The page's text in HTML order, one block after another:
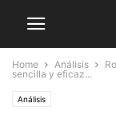
Home Análisis
sencilla y eficaz...
Análisis